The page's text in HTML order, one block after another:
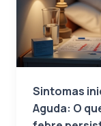
Sintomas
Aguda: O